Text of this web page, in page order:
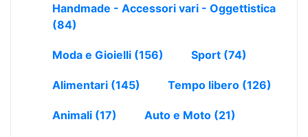
Handmade - Accessori vari - Oggettistica
(84)
Moda e Gioielli (156) Sport (74)
Alimentari (145) Tempo libero (126)
Animali (17) Auto e Moto (21)